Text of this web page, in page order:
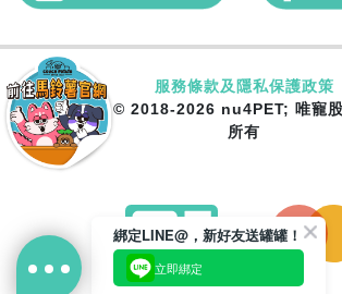
服務條款及隱私保護政策
Copyright © 2018-2026 nu4PET; 唯寵股
所有
綁定LINE@，新好友送罐罐！
立即綁定